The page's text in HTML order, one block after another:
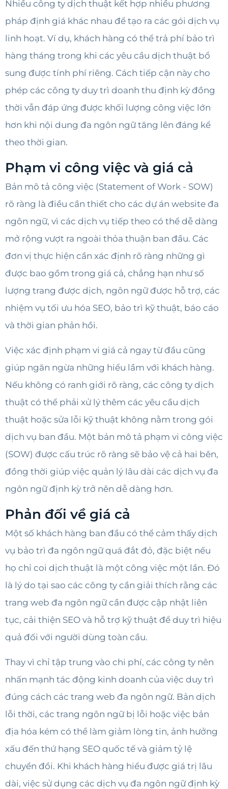
Nhiều công ty dịch thuật kết hợp nhiều phương
pháp định giá khác nhau để tạo ra các gói dịch vụ
linh hoạt. Ví dụ, khách hàng có thể trả phí bảo trì
hàng tháng trong khi các yêu cầu dịch thuật bổ
sung được tính phí riêng. Cách tiếp cận này cho
phép các công ty duy trì doanh thu định kỳ đồng
thời vẫn đáp ứng được khối lượng công việc lớn
hơn khi nội dung đa ngôn ngữ tăng lên đáng kể
theo thời gian.
Phạm vi công việc và giá cả
Bản mô tả công việc (Statement of Work - SOW)
rõ ràng là điều cần thiết cho các dự án website đa
ngôn ngữ, vì các dịch vụ tiếp theo có thể dễ dàng
mở rộng vượt ra ngoài thỏa thuận ban đầu. Các
đơn vị thực hiện cần xác định rõ ràng những gì
được bao gồm trong giá cả, chẳng hạn như số
lượng trang được dịch, ngôn ngữ được hỗ trợ, các
nhiệm vụ tối ưu hóa SEO, bảo trì kỹ thuật, báo cáo
và thời gian phản hồi.
Việc xác định phạm vi giá cả ngay từ đầu cũng
giúp ngăn ngừa những hiểu lầm với khách hàng.
Nếu không có ranh giới rõ ràng, các công ty dịch
thuật có thể phải xử lý thêm các yêu cầu dịch
thuật hoặc sửa lỗi kỹ thuật không nằm trong gói
dịch vụ ban đầu. Một bản mô tả phạm vi công việc
(SOW) được cấu trúc rõ ràng sẽ bảo vệ cả hai bên,
đồng thời giúp việc quản lý lâu dài các dịch vụ đa
ngôn ngữ định kỳ trở nên dễ dàng hơn.
Phản đối về giá cả
Một số khách hàng ban đầu có thể cảm thấy dịch
vụ bảo trì đa ngôn ngữ quá đắt đỏ, đặc biệt nếu
họ chỉ coi dịch thuật là một công việc một lần. Đó
là lý do tại sao các công ty cần giải thích rằng các
trang web đa ngôn ngữ cần được cập nhật liên
tục, cải thiện SEO và hỗ trợ kỹ thuật để duy trì hiệu
quả đối với người dùng toàn cầu.
Thay vì chỉ tập trung vào chi phí, các công ty nên
nhấn mạnh tác động kinh doanh của việc duy trì
đúng cách các trang web đa ngôn ngữ. Bản dịch
lỗi thời, các trang ngôn ngữ bị lỗi hoặc việc bản
địa hóa kém có thể làm giảm lòng tin, ảnh hưởng
xấu đến thứ hạng SEO quốc tế và giảm tỷ lệ
chuyển đổi. Khi khách hàng hiểu được giá trị lâu
dài, việc sử dụng các dịch vụ đa ngôn ngữ định kỳ